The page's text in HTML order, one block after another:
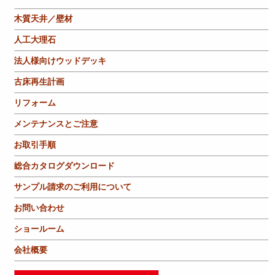
木質天井／壁材
人工大理石
法人様向けウッドデッキ
古床再生計画
リフォーム
メンテナンスとご注意
お取引手順
総合カタログダウンロード
サンプル請求のご利用について
お問い合わせ
ショールーム
会社概要